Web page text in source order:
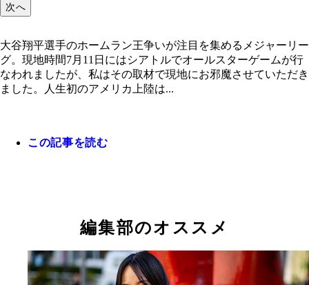
次へ
大谷翔平選手のホームラン王争いが注目を集めるメジャーリー
グ。現地時間7月11日にはシアトルでオールスターゲームが行
なわれましたが、私はその取材で現地にお邪魔させていただき
ました。人生初のアメリカ上陸は...
この記事を読む
編集部のオススメ